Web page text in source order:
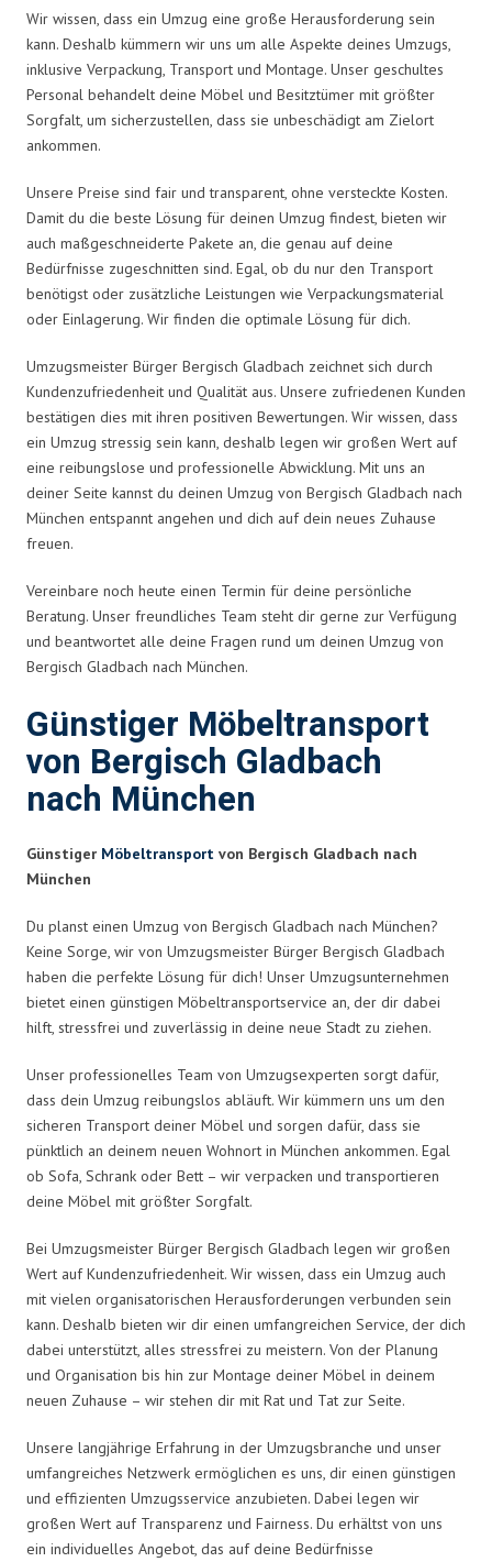
Wir wissen, dass ein Umzug eine große Herausforderung sein
kann. Deshalb kümmern wir uns um alle Aspekte deines Umzugs,
inklusive Verpackung, Transport und Montage. Unser geschultes
Personal behandelt deine Möbel und Besitztümer mit größter
Sorgfalt, um sicherzustellen, dass sie unbeschädigt am Zielort
ankommen.
Unsere Preise sind fair und transparent, ohne versteckte Kosten.
Damit du die beste Lösung für deinen Umzug findest, bieten wir
auch maßgeschneiderte Pakete an, die genau auf deine
Bedürfnisse zugeschnitten sind. Egal, ob du nur den Transport
benötigst oder zusätzliche Leistungen wie Verpackungsmaterial
oder Einlagerung. Wir finden die optimale Lösung für dich.
Umzugsmeister Bürger Bergisch Gladbach zeichnet sich durch
Kundenzufriedenheit und Qualität aus. Unsere zufriedenen Kunden
bestätigen dies mit ihren positiven Bewertungen. Wir wissen, dass
ein Umzug stressig sein kann, deshalb legen wir großen Wert auf
eine reibungslose und professionelle Abwicklung. Mit uns an
deiner Seite kannst du deinen Umzug von Bergisch Gladbach nach
München entspannt angehen und dich auf dein neues Zuhause
freuen.
Vereinbare noch heute einen Termin für deine persönliche
Beratung. Unser freundliches Team steht dir gerne zur Verfügung
und beantwortet alle deine Fragen rund um deinen Umzug von
Bergisch Gladbach nach München.
Günstiger Möbeltransport
von Bergisch Gladbach
nach München
Günstiger Möbeltransport von Bergisch Gladbach nach
München
Du planst einen Umzug von Bergisch Gladbach nach München?
Keine Sorge, wir von Umzugsmeister Bürger Bergisch Gladbach
haben die perfekte Lösung für dich! Unser Umzugsunternehmen
bietet einen günstigen Möbeltransportservice an, der dir dabei
hilft, stressfrei und zuverlässig in deine neue Stadt zu ziehen.
Unser professionelles Team von Umzugsexperten sorgt dafür,
dass dein Umzug reibungslos abläuft. Wir kümmern uns um den
sicheren Transport deiner Möbel und sorgen dafür, dass sie
pünktlich an deinem neuen Wohnort in München ankommen. Egal
ob Sofa, Schrank oder Bett – wir verpacken und transportieren
deine Möbel mit größter Sorgfalt.
Bei Umzugsmeister Bürger Bergisch Gladbach legen wir großen
Wert auf Kundenzufriedenheit. Wir wissen, dass ein Umzug auch
mit vielen organisatorischen Herausforderungen verbunden sein
kann. Deshalb bieten wir dir einen umfangreichen Service, der dich
dabei unterstützt, alles stressfrei zu meistern. Von der Planung
und Organisation bis hin zur Montage deiner Möbel in deinem
neuen Zuhause – wir stehen dir mit Rat und Tat zur Seite.
Unsere langjährige Erfahrung in der Umzugsbranche und unser
umfangreiches Netzwerk ermöglichen es uns, dir einen günstigen
und effizienten Umzugsservice anzubieten. Dabei legen wir
großen Wert auf Transparenz und Fairness. Du erhältst von uns
ein individuelles Angebot, das auf deine Bedürfnisse